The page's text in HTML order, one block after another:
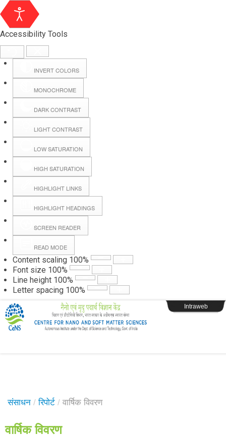
Accessibility Tools
INVERT COLORS
MONOCHROME
DARK CONTRAST
LIGHT CONTRAST
LOW SATURATION
HIGH SATURATION
HIGHLIGHT LINKS
HIGHLIGHT HEADINGS
SCREEN READER
READ MODE
Content scaling 100%
Font size 100%
Line height 100%
Letter spacing 100%
Hall Booking
Forms
Webpage Login
Intraweb
संसाधन / रिपोर्ट / वार्षिक विवरण
वार्षिक विवरण